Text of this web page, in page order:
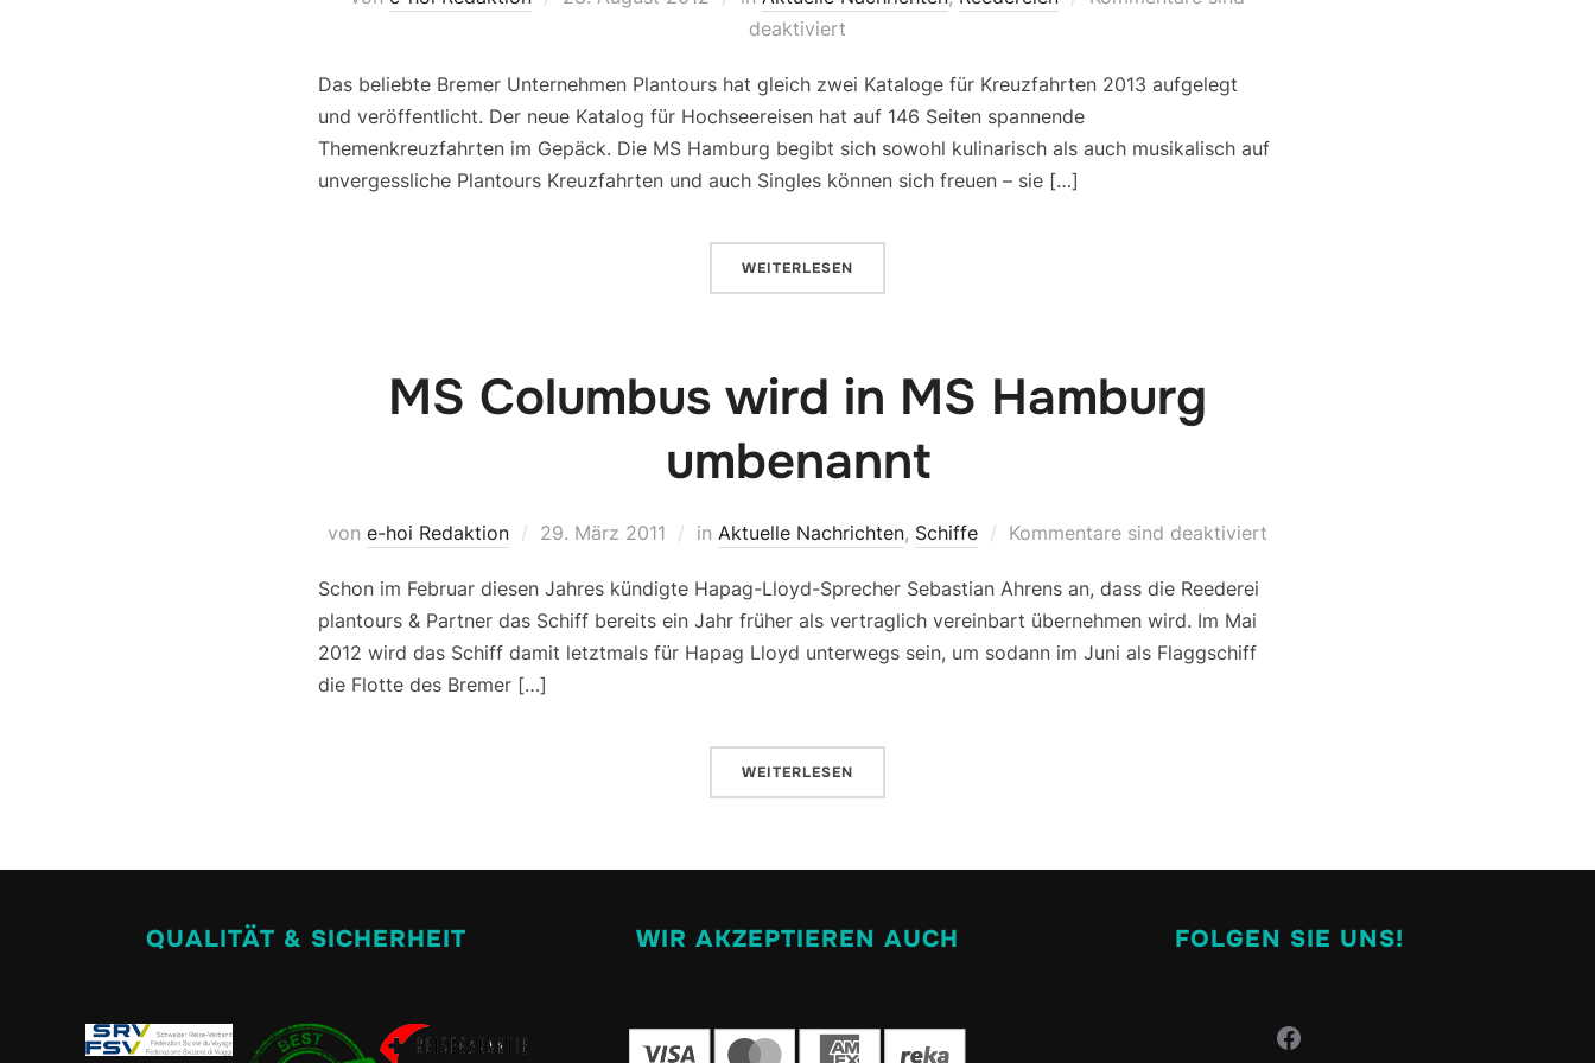
deaktiviert
Das beliebte Bremer Unternehmen Plantours hat gleich zwei Kataloge für Kreuzfahrten 2013 aufgelegt
und veröffentlicht. Der neue Katalog für Hochseereisen hat auf 146 Seiten spannende
Themenkreuzfahrten im Gepäck. Die MS Hamburg begibt sich sowohl kulinarisch als auch musikalisch auf
unvergessliche Plantours Kreuzfahrten und auch Singles können sich freuen – sie […]
WEITERLESEN
MS Columbus wird in MS Hamburg
umbenannt
von e-hoi Redaktion 29. März 2011 in Aktuelle Nachrichten, Schiffe Kommentare sind deaktiviert
Schon im Februar diesen Jahres kündigte Hapag-Lloyd-Sprecher Sebastian Ahrens an, dass die Reederei
plantours & Partner das Schiff bereits ein Jahr früher als vertraglich vereinbart übernehmen wird. Im Mai
2012 wird das Schiff damit letztmals für Hapag Lloyd unterwegs sein, um sodann im Juni als Flaggschiff
die Flotte des Bremer […]
WEITERLESEN
QUALITÄT & SICHERHEIT WIR AKZEPTIEREN AUCH FOLGEN SIE UNS!
Facebook